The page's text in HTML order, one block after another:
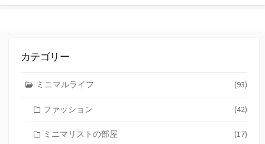
カテゴリー
ミニマルライフ (93)
ファッション (42)
ミニマリストの部屋 (17)